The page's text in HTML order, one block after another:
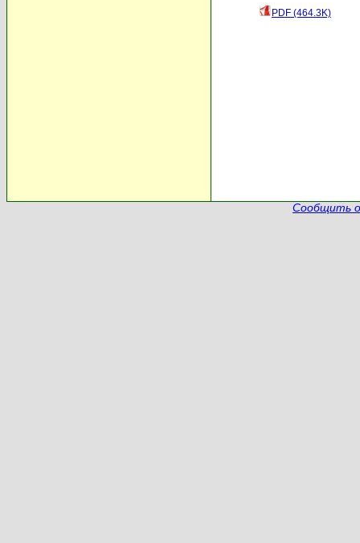
PDF (464.3K)
Сообщить о